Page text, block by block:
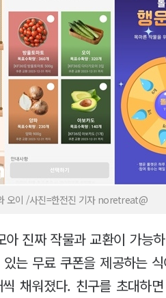
오이 /사진=한전진 기자 noretreat@
아 진짜 작물과 교환이 가능
는 무료 쿠폰을 제공하는
채워졌다. 친구를 초대하